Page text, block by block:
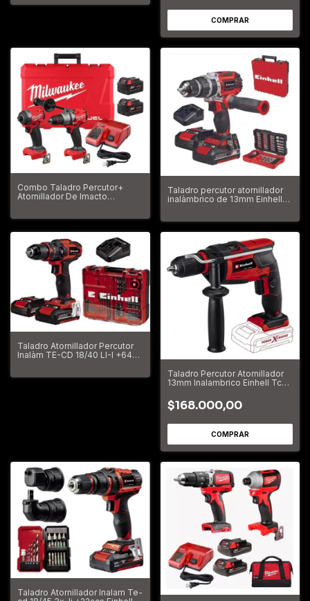
Combo Taladro Percutor+
Atornillador De Imacto
Taladro percutor atornillador
inalàmbrico de 13mm Einhell
Taladro Atornillador Percutor
Inalàm TE-CD 18/40 LI-I +64
Taladro Percutor Atornillador
13mm Inalambrico Einhell Tc-
$168.000,00
Taladro Atornillador Inalam Te-